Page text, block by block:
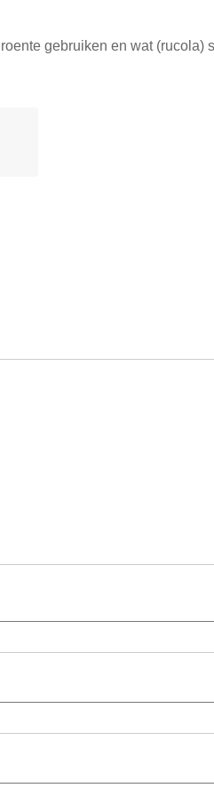
gebruiken en wat (rucola)